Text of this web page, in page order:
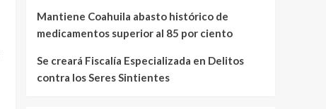
Mantiene Coahuila abasto histórico de
medicamentos superior al 85 por ciento
Se creará Fiscalía Especializada en Delitos
contra los Seres Sintientes